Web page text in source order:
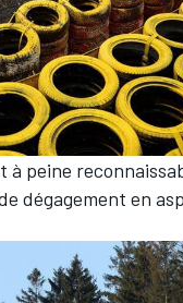
peine
dégagement en